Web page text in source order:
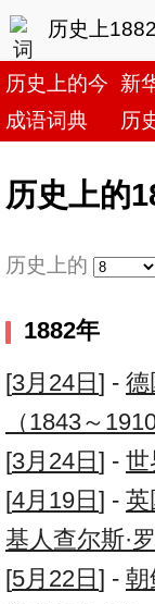
历史上
历史上的今天新
成语词典
历
历史上的
历史上的
1882年
[3月24日 ] - 德
（1843～
[3月24日 ] - 世
[4月19日 ] - 英
基人查尔斯·
[5月22日 ] - 朝